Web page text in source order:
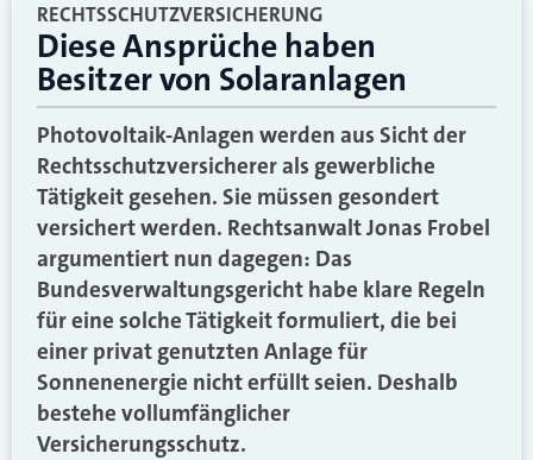
RECHTSSCHUTZVERSICHERUNG
Diese Ansprüche haben
Besitzer von Solaranlagen
Photovoltaik-Anlagen werden aus Sicht der
Rechtsschutzversicherer als gewerbliche
Tätigkeit gesehen. Sie müssen gesondert
versichert werden. Rechtsanwalt Jonas Frobel
argumentiert nun dagegen: Das
Bundesverwaltungsgericht habe klare Regeln
für eine solche Tätigkeit formuliert, die bei
einer privat genutzten Anlage für
Sonnenenergie nicht erfüllt seien. Deshalb
bestehe vollumfänglicher
Versicherungsschutz.